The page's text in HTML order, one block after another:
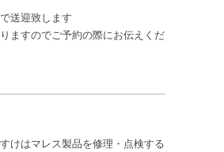
送迎致します
ますのでご予約の際にお伝えくだ
けはマレス製品を修理・点検する